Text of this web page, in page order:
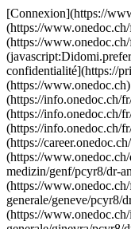
[Connexion](https://
(https://
(https://
confidentialité](https://
(https://
(https://info.onedoc.ch/
(https://info.onedoc.ch/
(https://info.onedoc.ch/
(https://
(https://
medizin/genf/pcyr8/dr-
(https://
generale/geneve/pcyr8/
(https://